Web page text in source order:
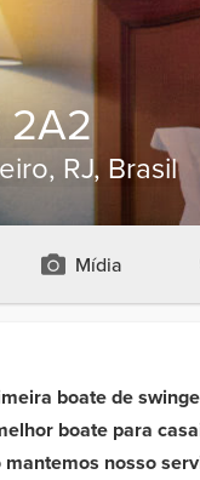
2A2
RJ, Brasil
Mídia
boate de
boate para
mantemos nosso